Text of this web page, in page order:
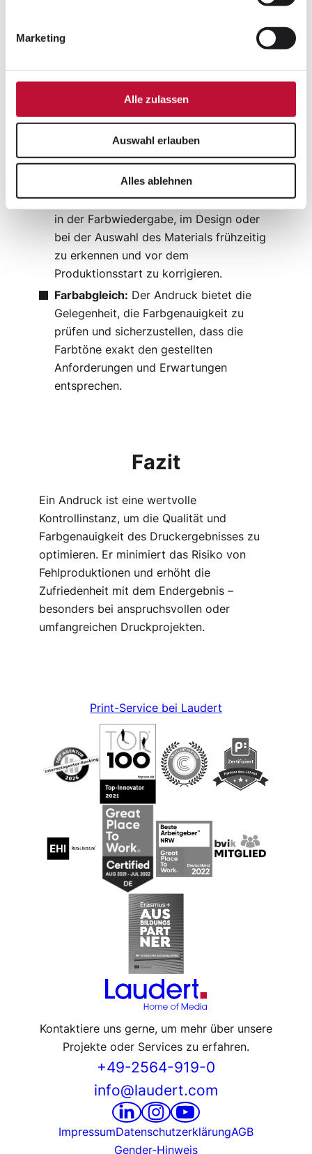
Marketing
Alle zulassen
Auswahl erlauben
Alles ablehnen
Vorteile eines
Andrucks
Fehlererkennung:Ein Andruck
ermöglicht es, Abweichungen oder Fehler
in der Farbwiedergabe, im Design oder
bei der Auswahl des Materials frühzeitig
zu erkennen und vor dem
Produktionsstart zu korrigieren.
Farbabgleich: Der Andruck bietet die
Gelegenheit, die Farbgenauigkeit zu
prüfen und sicherzustellen, dass die
Farbtöne exakt den gestellten
Anforderungen und Erwartungen
entsprechen.
Fazit
Ein Andruck ist eine wertvolle
Kontrollinstanz, um die Qualität und
Farbgenauigkeit des Druckergebnisses zu
optimieren. Er minimiert das Risiko von
Fehlproduktionen und erhöht die
Zufriedenheit mit dem Endergebnis –
besonders bei anspruchsvollen oder
umfangreichen Druckprojekten.
Print-Service bei Laudert
Kontaktiere uns gerne, um mehr über unsere
Projekte oder Services zu erfahren.
+49-2564-919-0
info@laudert.com
ImpressumDatenschutzerklärungAGB
Gender-Hinweis